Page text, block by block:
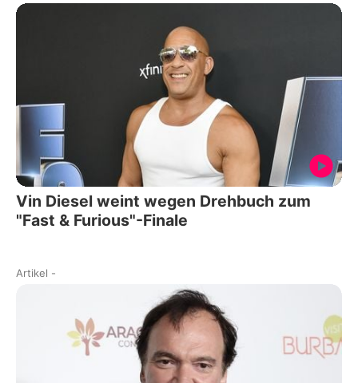
Vin Diesel weint wegen Drehbuch zum
"Fast & Furious"-Finale
Artikel -